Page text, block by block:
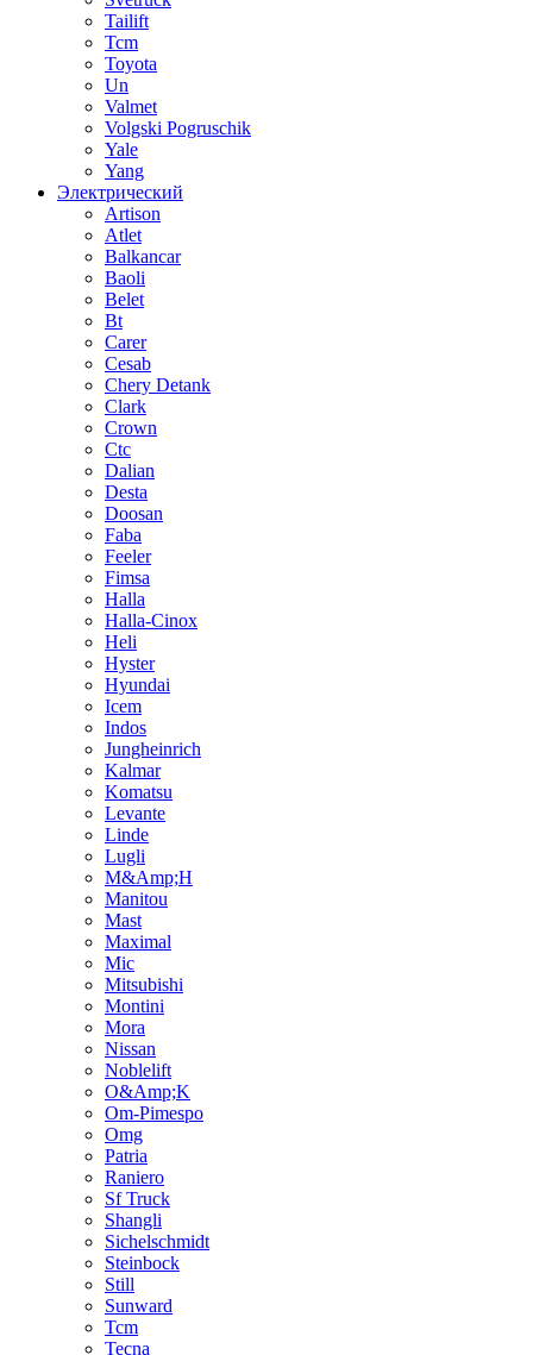
Tailift
Tcm
Toyota
Un
Valmet
Volgski Pogruschik
Yale
Yang
Электрический
Artison
Atlet
Balkancar
Baoli
Belet
Bt
Carer
Cesab
Chery Detank
Clark
Crown
Ctc
Dalian
Desta
Doosan
Faba
Feeler
Fimsa
Halla
Halla-Cinox
Heli
Hyster
Hyundai
Icem
Indos
Jungheinrich
Kalmar
Komatsu
Levante
Linde
Lugli
M&Amp;H
Manitou
Mast
Maximal
Mic
Mitsubishi
Montini
Mora
Nissan
Noblelift
O&Amp;K
Om-Pimespo
Omg
Patria
Raniero
Sf Truck
Shangli
Sichelschmidt
Steinbock
Still
Sunward
Tcm
Tecna